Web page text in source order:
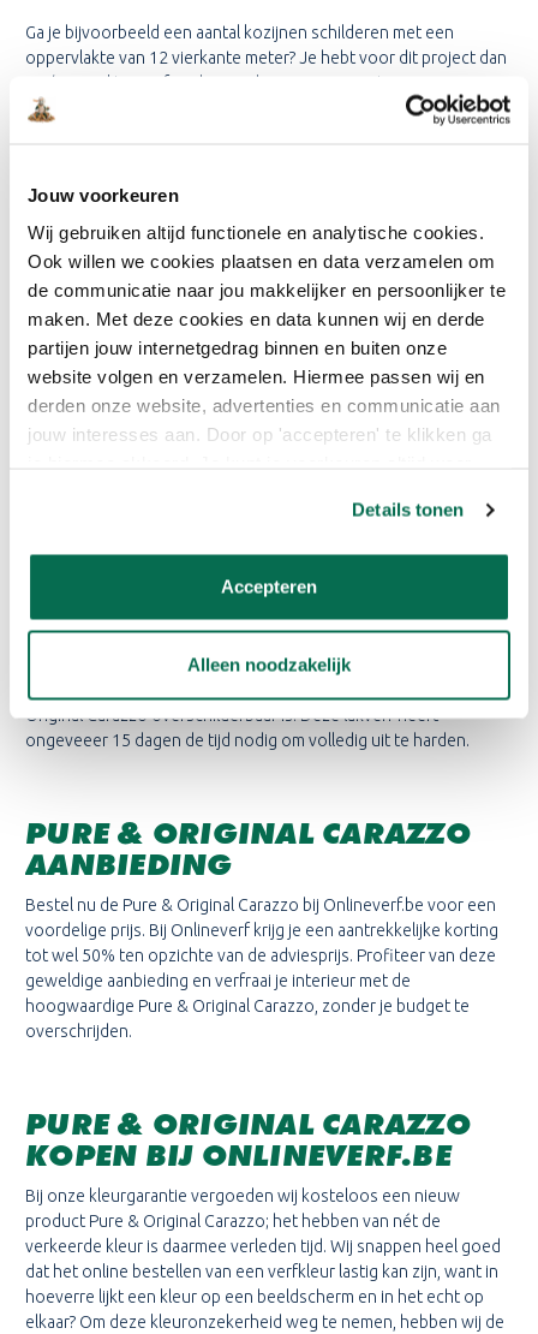
Jouw voorkeuren
Wij gebruiken altijd functionele en analytische cookies.
Ook willen we cookies plaatsen en data verzamelen om
de communicatie naar jou makkelijker en persoonlijker te
maken. Met deze cookies en data kunnen wij en derde
partijen jouw internetgedrag binnen en buiten onze
website volgen en verzamelen. Hiermee passen wij en
derden onze website, advertenties en communicatie aan
jouw interesses aan. Door op 'accepteren' te klikken ga
Details tonen
Accepteren
Alleen noodzakelijk
Ga je bijvoorbeeld een aantal kozijnen schilderen met een
oppervlakte van 12 vierkante meter? Je hebt voor dit project dan
12 / 12 = 1 liter verf nodig. Op deze manier weet je precies
hoeveel liter Pure & Original
je nodig hebt voor jouw
BESCHIKBARE VULUMES IN DE
PURE & ORIGINALCARAZZO
Bij Onlineverf.be bieden we de Pure & Original Carazzoaan in
verschillende handige inhoudsmaten. Of je nu een kleine touch-
up wilt uitvoeren of een grote schilderklus gepland hebt, wij
hebben de juiste verpakkingsgrootte voor jouw behoeften. Je
kunt kiezen uit de volgende volumes:
- 1 liter
WAT IS DE DROOGTIJD VAN
PURE & ORIGINAL
Na ongeveer 60 minuten is deze lakverf stofvrij, waardoor je
ongestoord verder kunt gaan met andere werkzaamheden.
OriginalCarazzooverschilderbaar is. Deze lakverf heeft
ongeveeer 15 dagen de tijd nodig om volledig uit te harden.
PURE & ORIGINAL CARAZZO
AANBIEDING
Bestel nu de Pure & Original Carazzo bij Onlineverf.be voor een
voordelige prijs. Bij Onlineverf krijg je een aantrekkelijke korting
tot wel 50% ten opzichte van de adviesprijs. Profiteer van deze
geweldige aanbieding en verfraai je interieur met de
hoogwaardige Pure & Original Carazzo , zonder je budget te
overschrijden.
PURE & ORIGINAL CARAZZO
KOPEN BIJ ONLINEVERF.BE
Bij onze kleurgarantie vergoeden wij kosteloos een nieuw
product Pure & Original Carazzo; het hebben van nét de
verkeerde kleur is daarmee verleden tijd. Wij snappen heel goed
dat het online bestellen van een verfkleur lastig kan zijn, want in
hoeverre lijkt een kleur op een beeldscherm en in het echt op
elkaar? Om deze kleuronzekerheid weg te nemen, hebben wij de